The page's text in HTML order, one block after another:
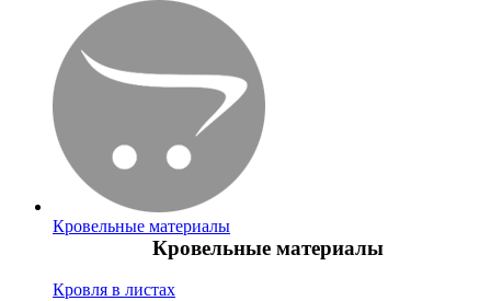
Кровельные материалы
Кровельные материалы
Кровля в листах